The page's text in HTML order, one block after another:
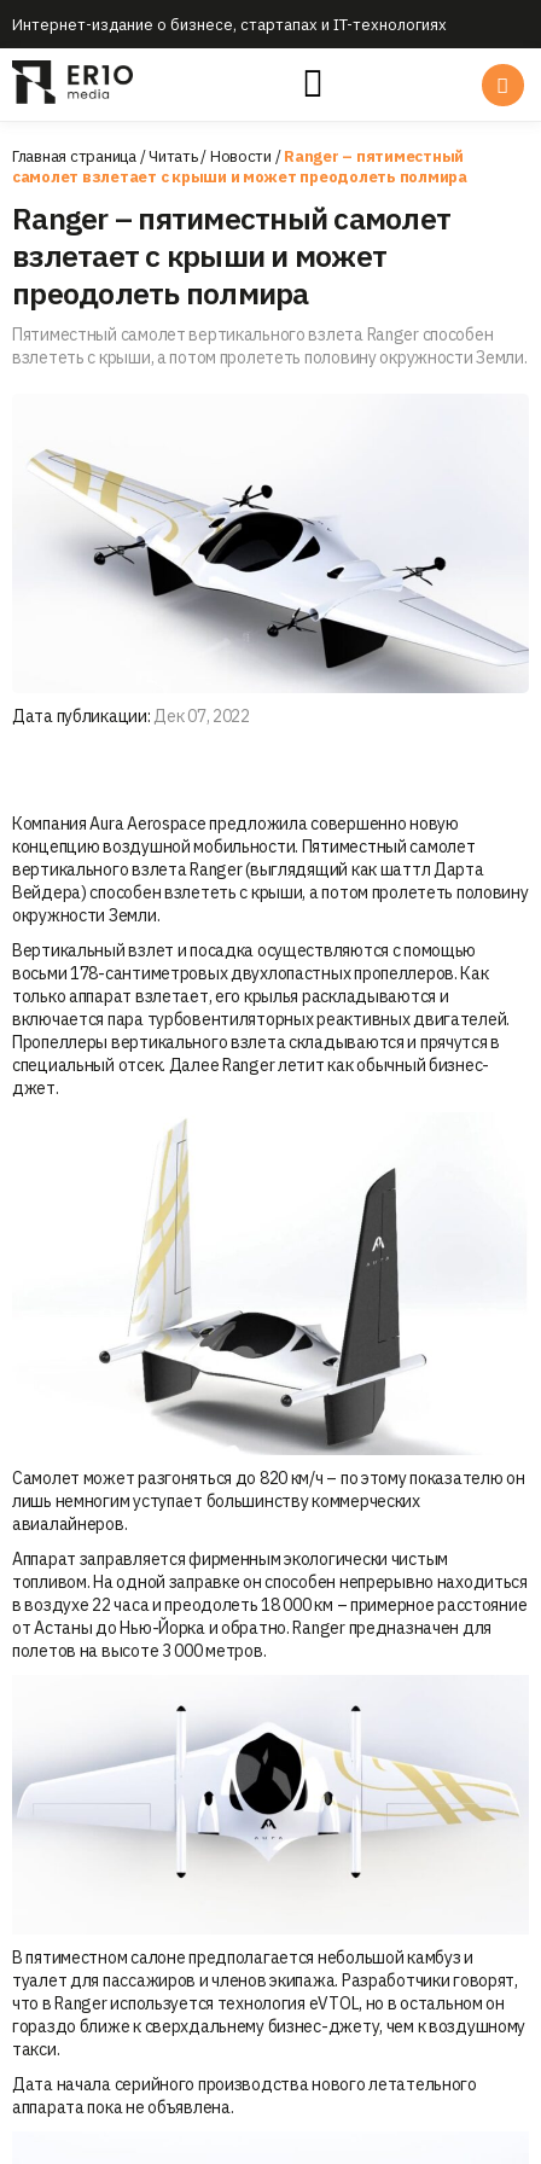
Интернет-издание о бизнесе, стартапах и IT-технологиях
Главная страница/Читать/Новости /Ranger – пятиместный
самолет взлетает с крыши и может преодолеть полмира
Ranger – пятиместный самолет
взлетает с крыши и может
преодолеть полмира
Пятиместный самолет вертикального взлета Ranger способен
взлететь с крыши, а потом пролететь половину окружности Земли.
Дата публикации: Дек 07, 2022
Компания Aura Aerospace предложила совершенно новую
концепцию воздушной мобильности. Пятиместный самолет
вертикального взлета Ranger (выглядящий как шаттл Дарта
Вейдера) способен взлететь с крыши, а потом пролететь половину
окружности Земли.
Вертикальный взлет и посадка осуществляются с помощью
восьми 178-сантиметровых двухлопастных пропеллеров. Как
только аппарат взлетает, его крылья раскладываются и
включается пара турбовентиляторных реактивных двигателей.
Пропеллеры вертикального взлета складываются и прячутся в
специальный отсек. Далее Ranger летит как обычный бизнес-
джет.
Самолет может разгоняться до 820 км/ч – по этому показателю он
лишь немногим уступает большинству коммерческих
авиалайнеров.
Аппарат заправляется фирменным экологически чистым
топливом. На одной заправке он способен непрерывно находиться
в воздухе 22 часа и преодолеть 18 000 км – примерное расстояние
от Астаны до Нью-Йорка и обратно. Ranger предназначен для
полетов на высоте 3 000 метров.
В пятиместном салоне предполагается небольшой камбуз и
туалет для пассажиров и членов экипажа. Разработчики говорят,
что в Ranger используется технология eVTOL, но в остальном он
гораздо ближе к сверхдальнему бизнес-джету, чем к воздушному
такси.
Дата начала серийного производства нового летательного
аппарата пока не объявлена.